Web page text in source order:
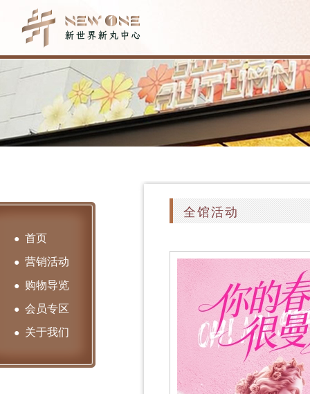
● 首页
● 营销活动
● 购物导览
● 会员专区
● 关于我们
全馆活动